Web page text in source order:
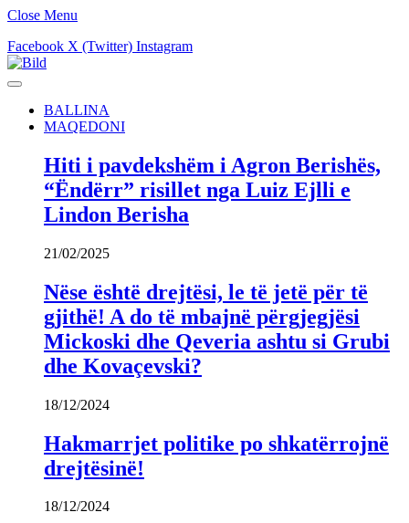
Close Menu
Facebook X (Twitter) Instagram
BALLINA
MAQEDONI
Hiti i pavdekshëm i Agron Berishës,
“Ëndërr” risillet nga Luiz Ejlli e
Lindon Berisha
21/02/2025
Nëse është drejtësi, le të jetë për të
gjithë! A do të mbajnë përgjegjësi
Mickoski dhe Qeveria ashtu si Grubi
dhe Kovaçevski?
18/12/2024
Hakmarrjet politike po shkatërrojnë
drejtësinë!
18/12/2024